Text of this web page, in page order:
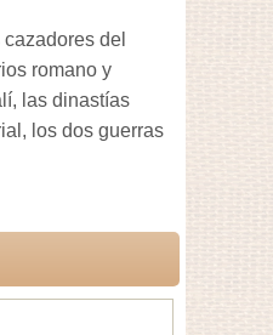
del
romano y
las dinastías
los dos guerras